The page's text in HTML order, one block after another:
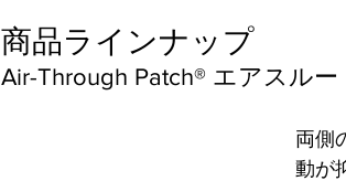
商品ラインナップ
Air-Through Patch® エアスルー
両側
動が